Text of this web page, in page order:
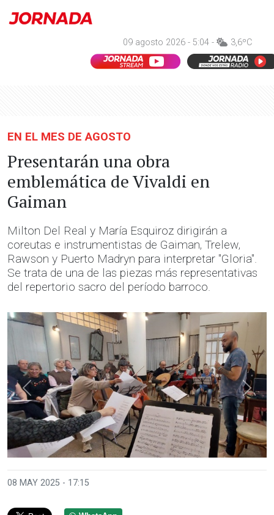
09 agosto 2026 - 5:04 - 3,6ºC
EN EL MES DE AGOSTO
Presentarán una obra
emblemática de Vivaldi en
Gaiman
Milton Del Real y María Esquiroz dirigirán a
coreutas e instrumentistas de Gaiman, Trelew,
Rawson y Puerto Madryn para interpretar "Gloria".
Se trata de una de las piezas más representativas
del repertorio sacro del período barroco.
Anterior
08 MAY 2025 - 17:15